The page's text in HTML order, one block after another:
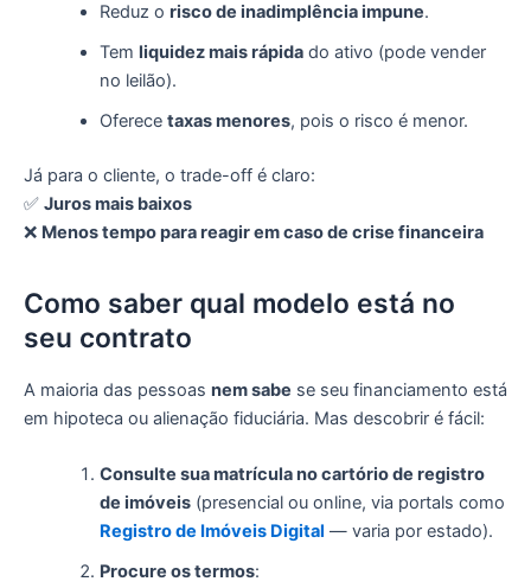
Reduz o risco de inadimplência impune.
Tem liquidez mais rápidado ativo (pode vender
no leilão).
Oferece taxas menores, pois o risco é menor.
Já para o cliente, o trade-off é claro:
✅ Juros mais baixos
❌ Menos tempo para reagir em caso de crise financeira
Como saber qual modelo está no
seu contrato
A maioria das pessoas nem sabe se seu financiamento está
em hipoteca ou alienação fiduciária. Mas descobrir é fácil:
Consulte sua matrícula no cartório de registro
de imóveis(presencial ou online, via portals como
Registro de Imóveis Digital — varia por estado).
Procure os termos: